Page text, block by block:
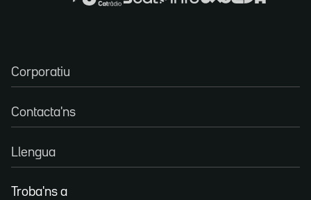
Corporatiu
Contacta'ns
Llengua
Troba'ns a